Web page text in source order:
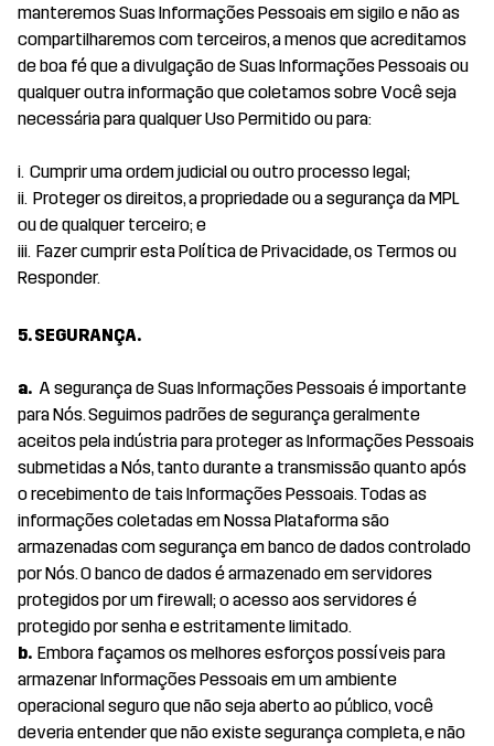
manteremos Suas Informações Pessoais em sigilo e não as
compartilharemos com terceiros, a menos que acreditamos
de boa fé que a divulgação de Suas Informações Pessoais ou
qualquer outra informação que coletamos sobre Você seja
necessária para qualquer Uso Permitido ou para:
i. Cumprir uma ordem judicial ou outro processo legal;
ii. Proteger os direitos, a propriedade ou a segurança da MPL
ou de qualquer terceiro; e
iii. Fazer cumprir esta Política de Privacidade, os Termos ou
Responder.
5. SEGURANÇA.
a. A segurança de Suas Informações Pessoais é importante
para Nós. Seguimos padrões de segurança geralmente
aceitos pela indústria para proteger as Informações Pessoais
submetidas a Nós, tanto durante a transmissão quanto após
o recebimento de tais Informações Pessoais. Todas as
informações coletadas em Nossa Plataforma são
armazenadas com segurança em banco de dados controlado
por Nós. O banco de dados é armazenado em servidores
protegidos por um firewall; o acesso aos servidores é
protegido por senha e estritamente limitado.
b. Embora façamos os melhores esforços possíveis para
armazenar Informações Pessoais em um ambiente
operacional seguro que não seja aberto ao público, você
deveria entender que não existe segurança completa, e não